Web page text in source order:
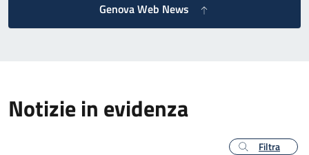
Genova Web News
Notizie in evidenza
Filtra